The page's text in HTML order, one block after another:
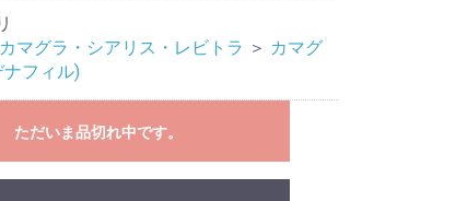
マグラ・シアリス・レビトラ ＞ カマグ
フィル)
ただいま品切れ中です。